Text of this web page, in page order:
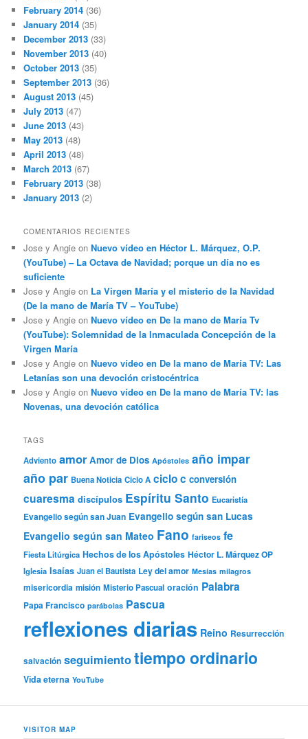
February 2014 (36)
January 2014 (35)
December 2013 (33)
November 2013 (40)
October 2013 (35)
September 2013 (36)
August 2013 (45)
July 2013 (47)
June 2013 (43)
May 2013 (48)
April 2013 (48)
March 2013 (67)
February 2013 (38)
January 2013 (2)
COMENTARIOS RECIENTES
Jose y Angie onNuevo vídeo en Héctor L. Márquez, O.P.
(YouTube) – La Octava de Navidad; porque un día no es
suficiente
Jose y Angie on La Virgen María y el misterio de la Navidad
(De la mano de María TV – YouTube)
Jose y Angie onNuevo vídeo en De la mano de María Tv
(YouTube): Solemnidad de la Inmaculada Concepción de la
Virgen María
Jose y Angie onNuevo vídeo en De la mano de María TV: Las
Letanías son una devoción cristocéntrica
Jose y Angie onNuevo vídeo en De la mano de María TV: las
Novenas, una devoción católica
TAGS
Adviento amor Amor de Dios Apóstoles año impar
año par Buena Noticia Ciclo A ciclo c conversión
cuaresma discípulos Espíritu Santo Eucaristía
Evangelio según san Juan Evangelio según san Lucas
Evangelio según san Mateo Fano fariseos fe
Fiesta Litúrgica Hechos de los Apóstoles Héctor L. Márquez OP
Iglesia Isaías Juan el Bautista Ley del amor Mesías milagros
misericordia misión Misterio Pascual oración Palabra
Papa Francisco parábolas Pascua
reflexiones diarias Reino Resurrección
salvación seguimientotiempo ordinario
Vida eterna YouTube
VISITOR MAP